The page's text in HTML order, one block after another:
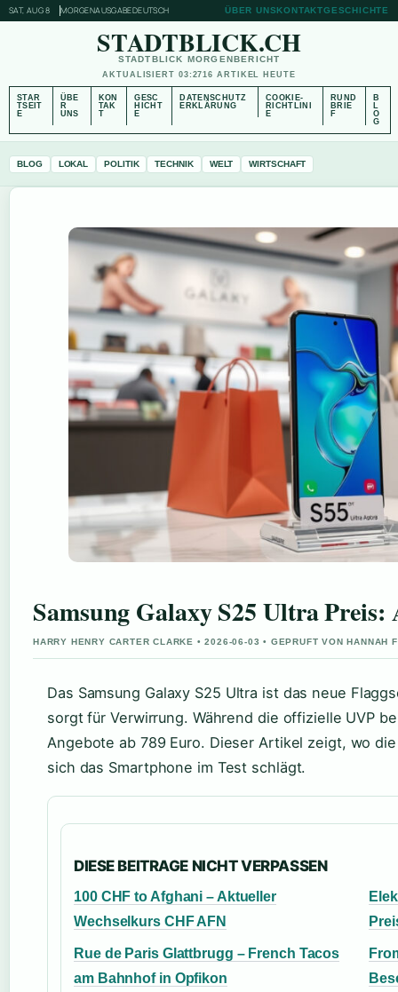
SAT, AUG 8 MORGENAUSGABEDEUTSCH ÜBER UNSKONTAKTGESCHICHTE
STADTBLICK.CH
STADTBLICK MORGENBERICHT
AKTUALISIERT 03:2716 ARTIKEL HEUTE
STAR
TSEIT
E
ÜBE
R
UNS
KON
TAK
T
GESC
HICHT
E
DATENSCHUTZ
ERKLÄRUNG
COOKIE-
RICHTLINI
E
RUND
BRIE
F
B
L
O
G
BLOG LOKAL POLITIK TECHNIK WELT WIRTSCHAFT
Samsung Galaxy S25 Ultra Preis:
HARRY HENRY CARTER CLARKE • 2026-06-03 • GEPRUFT VON HANNAH
Das Samsung Galaxy S25 Ultra ist das neue
sorgt für Verwirrung. Während die offizielle UVP
Angebote ab 789 Euro. Dieser Artikel zeigt, wo
sich das Smartphone im Test schlägt.
DIESE BEITRAGE NICHT VERPASSEN
100 CHF to Afghani – Aktueller
Wechselkurs CHF AFN
Rue de Paris Glattbrugg – French Tacos
am Bahnhof in Opfikon